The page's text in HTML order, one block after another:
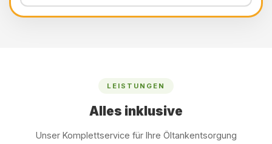
LEISTUNGEN
Alles inklusive
Unser Komplettservice für Ihre Öltankentsorgung